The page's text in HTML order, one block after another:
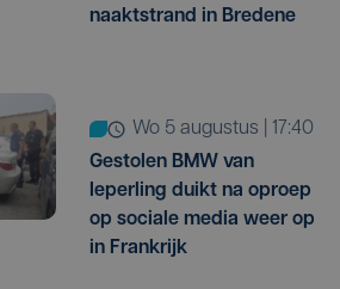
naaktstrand in Bredene
wo 5 augustus | 17:40
Gestolen BMW van
Ieperling duikt na oproep
op sociale media weer op
in Frankrijk